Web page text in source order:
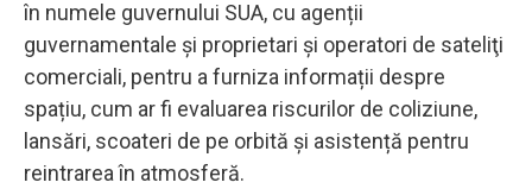
în numele guvernului SUA, cu agenții
guvernamentale și proprietari și operatori de sateliţi
comerciali, pentru a furniza informații despre
spațiu, cum ar fi evaluarea riscurilor de coliziune,
lansări, scoateri de pe orbită și asistență pentru
reintrarea în atmosferă.